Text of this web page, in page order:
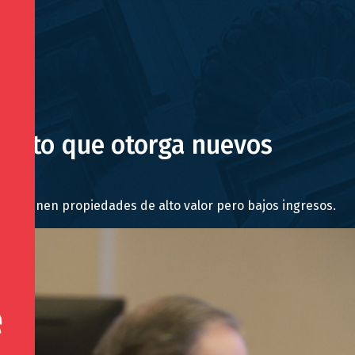
que otorga nuevos
tienen propiedades de alto valor pero bajos ingresos.